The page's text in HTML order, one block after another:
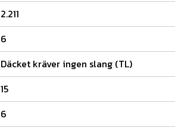
2.211
6
Däcket kräver ingen slang (TL)
15
6